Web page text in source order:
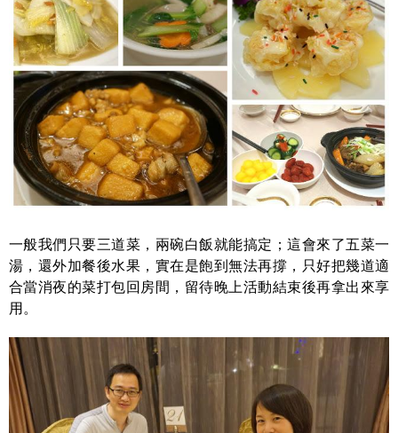
一般我們只要三道菜，兩碗白飯就能搞定；這會來了五菜一
湯，還外加餐後水果，實在是飽到無法再撐，只好把幾道適
合當消夜的菜打包回房間，留待晚上活動結束後再拿出來享
用。